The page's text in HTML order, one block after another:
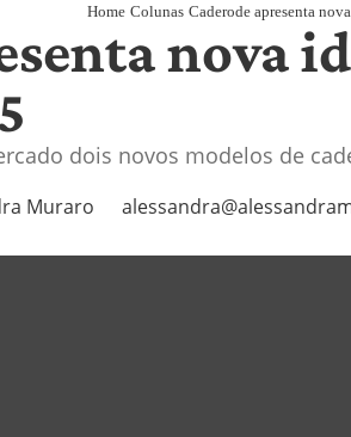
Home Colunas Caderode apresenta
nova
dois novos modelos de
Muraro